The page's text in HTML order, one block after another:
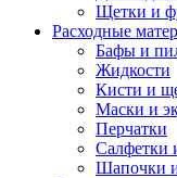
Щетки и
Расходные
Бафы и
Жидкости
Кисти и
Маски и
Перчатки
Салфетки
Шапочки